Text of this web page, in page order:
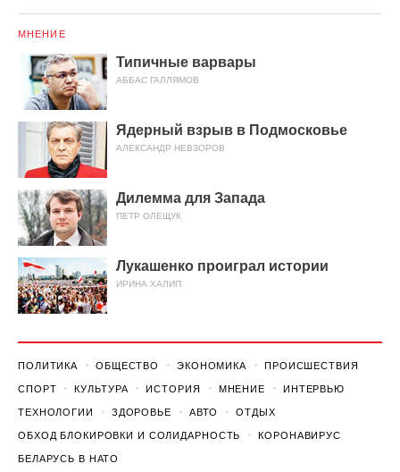
МНЕНИЕ
Типичные варвары
АББАС ГАЛЛЯМОВ
Ядерный взрыв в Подмосковье
АЛЕКСАНДР НЕВЗОРОВ
Дилемма для Запада
ПЕТР ОЛЕЩУК
Лукашенко проиграл истории
ИРИНА ХАЛИП
ПОЛИТИКА ОБЩЕСТВО ЭКОНОМИКА ПРОИСШЕСТВИЯ
СПОРТ КУЛЬТУРА ИСТОРИЯ МНЕНИЕ ИНТЕРВЬЮ
ТЕХНОЛОГИИ ЗДОРОВЬЕ АВТО ОТДЫХ
ОБХОД БЛОКИРОВКИ И СОЛИДАРНОСТЬ КОРОНАВИРУС
БЕЛАРУСЬ В НАТО